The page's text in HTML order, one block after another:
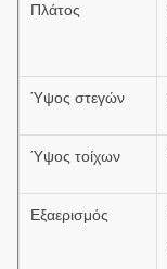
Πλάτος
Ύψος στεγών
Ύψος τοίχων
Εξαερισμός